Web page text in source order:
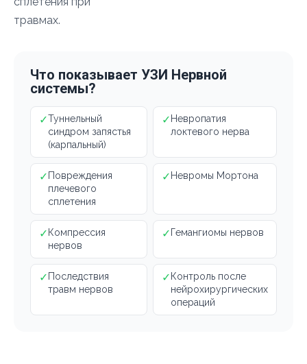
травмах.
Что показывает УЗИ Нервной
системы?
✓Туннельный
синдром запястья
(карпальный)
✓ Невропатия
локтевого нерва
✓ Повреждения
плечевого
сплетения
✓ Невромы Мортона
✓ Компрессия
нервов
✓ Гемангиомы нервов
✓ Последствия
травм нервов
✓ Контроль после
нейрохирургических
операций